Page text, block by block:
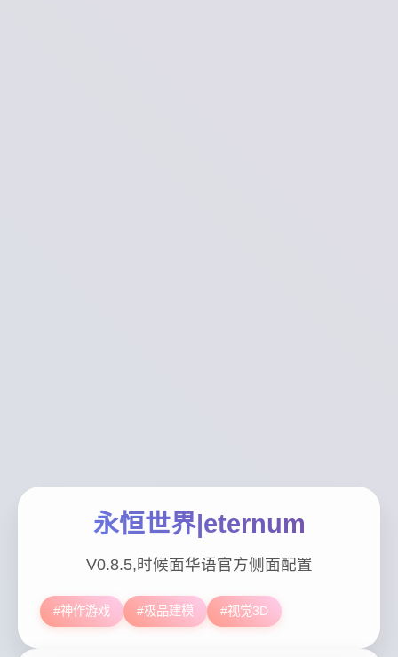
永恒世界|eternum
V0.8.5,时候面华语官方侧面配置
#神作游戏 #极品建模 #视觉3D